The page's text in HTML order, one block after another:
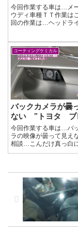
今回作業する車は…メ
ウディ車種ＴＴ作業は
回の作業は…ヘッドラ
トをカラ割作業からの
ング！作業写真内側に
がありましたので、ク
グを…作業完了し...
コーティングケミカル
バックカメラが曇
ない ”トヨタ ブ
今回作業する車は…バ
ラの映像が曇って見え
相談…こんだけ真っ白
いては見えないはずで
純正かな？作業写真取
レンズが真っ白でバッ
まったく見...